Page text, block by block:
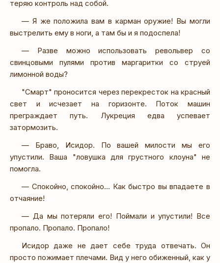
теряю контроль над собой.
— Я же положила вам в карман оружие! Вы могли
выстрелить ему в ноги, а там бы и я подоспела!
— Разве можно использовать револьвер со
свинцовыми пулями против маргаритки со струей
лимонной воды?
"Смарт" проносится через перекресток на красный
свет и исчезает на горизонте. Поток машин
преграждает путь. Лукреция едва успевает
затормозить.
— Браво, Исидор. По вашей милости мы его
упустили. Ваша "ловушка для грустного клоуна" не
помогла.
— Спокойно, спокойно… Как быстро вы впадаете в
отчаяние!
— Да мы потеряли его! Поймали и упустили! Все
пропало. Пропало. Пропало!
Исидор даже не дает себе труда отвечать. Он
просто пожимает плечами. Вид у него обиженный, как у